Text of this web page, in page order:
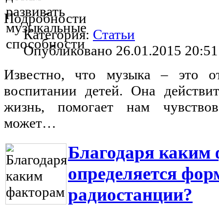
Подробности
Категория: Статьи
Опубликовано 26.01.2015 20:51
Известно, что музыка – это
воспитании детей. Она
жизнь, помогает нам
может…
Благодаря каким
определяется
радиостанции?